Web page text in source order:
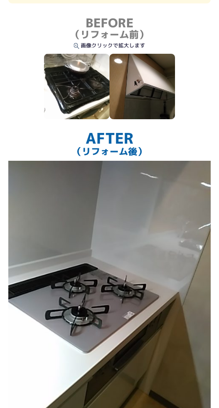
BEFORE
（リフォーム前）
画像クリックで拡大します
AFTER
（リフォーム後）
気スタート、、、消火を認識して3分後に自動ストップ、、、本当なんです！
マンションでビルトイン食器洗浄器の新規設置は排水配管など制限がありま
す、今回は事前調査でＯＫ確認できました！